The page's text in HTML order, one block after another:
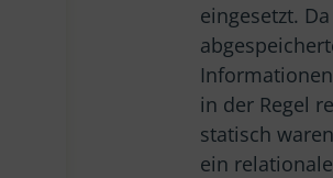
eingesetzt.
in der Regel
statisch
ein